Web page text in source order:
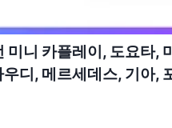
미니 카플레이, 도요타,
디, 메르세데스, 기아,